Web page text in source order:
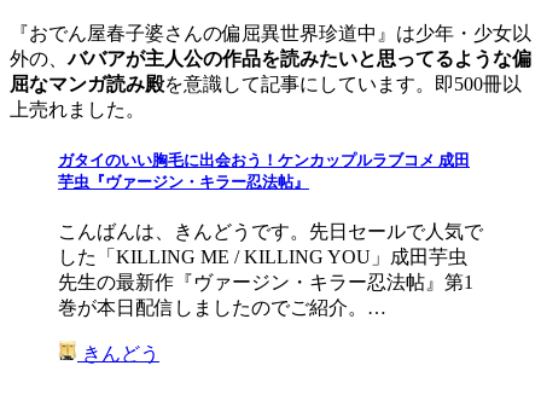
『おでん屋春子婆さんの偏屈異世界珍道中』は少年・少女以
外の、ババアが主人公の作品を読みたいと思ってるような偏
屈なマンガ読み殿を意識して記事にしています。即500冊以
上売れました。
ガタイのいい胸毛に出会おう！ケンカップルラブコメ 成田
芋虫『ヴァージン・キラー忍法帖』
こんばんは、きんどうです。先日セールで人気で
した「KILLING ME / KILLING YOU」成田芋虫
先生の最新作『ヴァージン・キラー忍法帖』第1
巻が本日配信しましたのでご紹介。…
きんどう